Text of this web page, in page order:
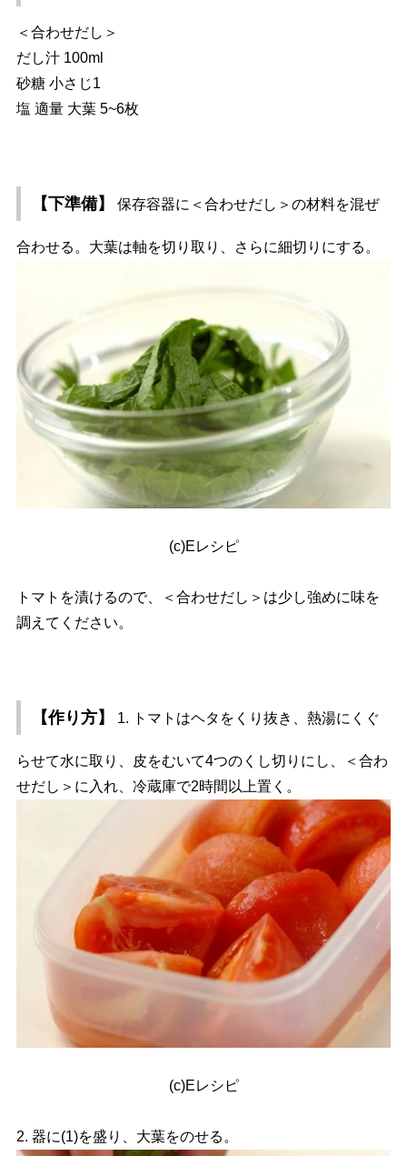
＜合わせだし＞
だし汁 100ml
砂糖 小さじ1
塩 適量 大葉 5~6枚
【下準備】 保存容器に＜合わせだし＞の材料を混ぜ
合わせる。大葉は軸を切り取り、さらに細切りにする。
(c)Eレシピ
トマトを漬けるので、＜合わせだし＞は少し強めに味を
調えてください。
【作り方】 1. トマトはヘタをくり抜き、熱湯にくぐ
らせて水に取り、皮をむいて4つのくし切りにし、＜合わ
せだし＞に入れ、冷蔵庫で2時間以上置く。
(c)Eレシピ
2. 器に(1)を盛り、大葉をのせる。